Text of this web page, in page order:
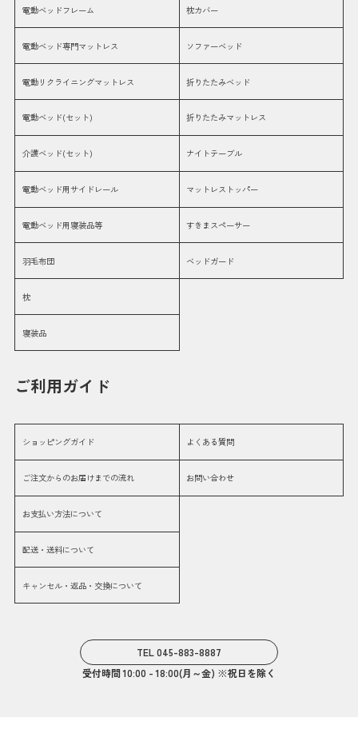
電動ベッドフレーム
電動ベッド専門マットレス
電動リクライニングマットレス
電動ベッド(セット)
介護ベッド(セット)
電動ベッド用サイドレール
電動ベッド用寝装品等
羽毛布団
枕
寝装品
枕カバー
ソファーベッド
折りたたみベッド
折りたたみマットレス
ナイトテーブル
マットレストッパー
すきまスペーサー
ベッドガード
ご利用ガイド
ショッピングガイド
ご注文からのお届けまでの流れ
お支払い方法について
配送・送料について
キャンセル・返品・交換について
よくある質問
お問い合わせ
TEL 045-883-8887
受付時間 10:00 - 18:00(月～金) ※祝日を除く